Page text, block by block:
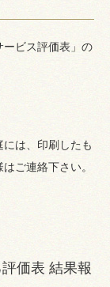
ービス評価表」の
は、印刷したも
ご連絡下さい。
価表 結果報